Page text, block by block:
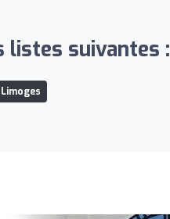
listes suivantes :